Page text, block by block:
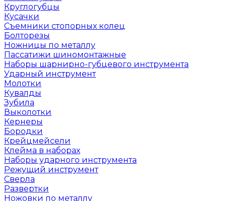
Круглогубцы
Кусачки
Съемники стопорных колец
Болторезы
Ножницы по металлу
Пассатижи шиномонтажные
Наборы шарнирно-губцевого инструмента
Ударный инструмент
Молотки
Кувалды
Зубила
Выколотки
Кернеры
Бородки
Крейцмейсели
Клейма в наборах
Наборы ударного инструмента
Режущий инструмент
Сверла
Развертки
Ножовки по металлу